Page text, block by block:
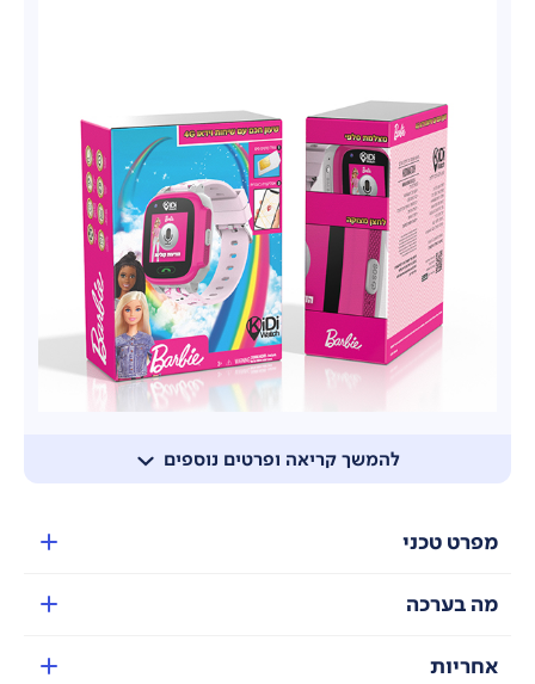
להמשך קריאה ופרטים נוספים
מפרט טכני
מה בערכה
אחריות